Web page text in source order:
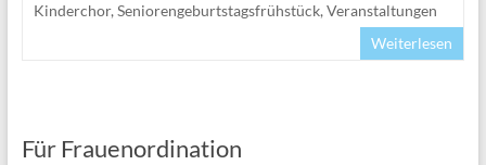
Kinderchor, Seniorengeburtstagsfrühstück, Veranstaltungen
Weiterlesen
Für Frauenordination